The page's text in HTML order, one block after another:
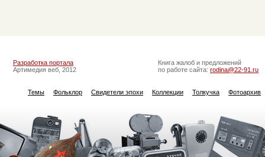
Разработка портала
Артимедия веб, 2012
Книга жалоб и предложений
по работе сайта: rodina@22-91.ru
Темы Фольклор Свидетели эпохи Коллекции Толкучка Фотоархив